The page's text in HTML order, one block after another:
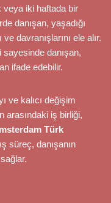
veya iki haftada bir
danışan, yaşadığı
davranışlarını ele alır.
sayesinde danışan,
ifade edebilir.
ve kalıcı değişim
arasındaki iş birliği,
Türk
süreç, danışanın